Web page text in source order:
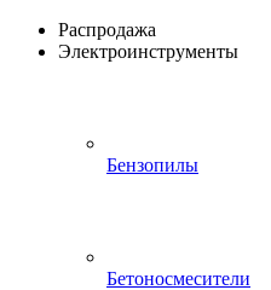
Распродажа
Электроинструменты
Бензопилы
Бетоносмесители